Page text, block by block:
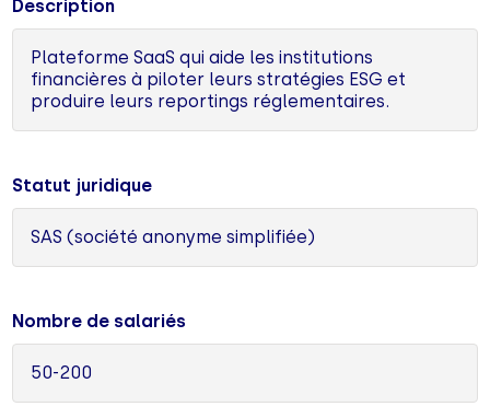
Description
Plateforme SaaS qui aide les institutions
financières à piloter leurs stratégies ESG et
produire leurs reportings réglementaires.
Statut juridique
SAS (société anonyme simplifiée)
Nombre de salariés
50-200